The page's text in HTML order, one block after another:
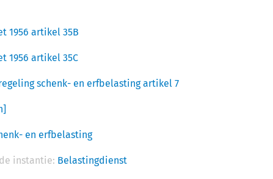
1956 artikel 35B
1956 artikel 35C
schenk- en erfbelasting artikel 7
en erfbelasting
instantie: Belastingdienst